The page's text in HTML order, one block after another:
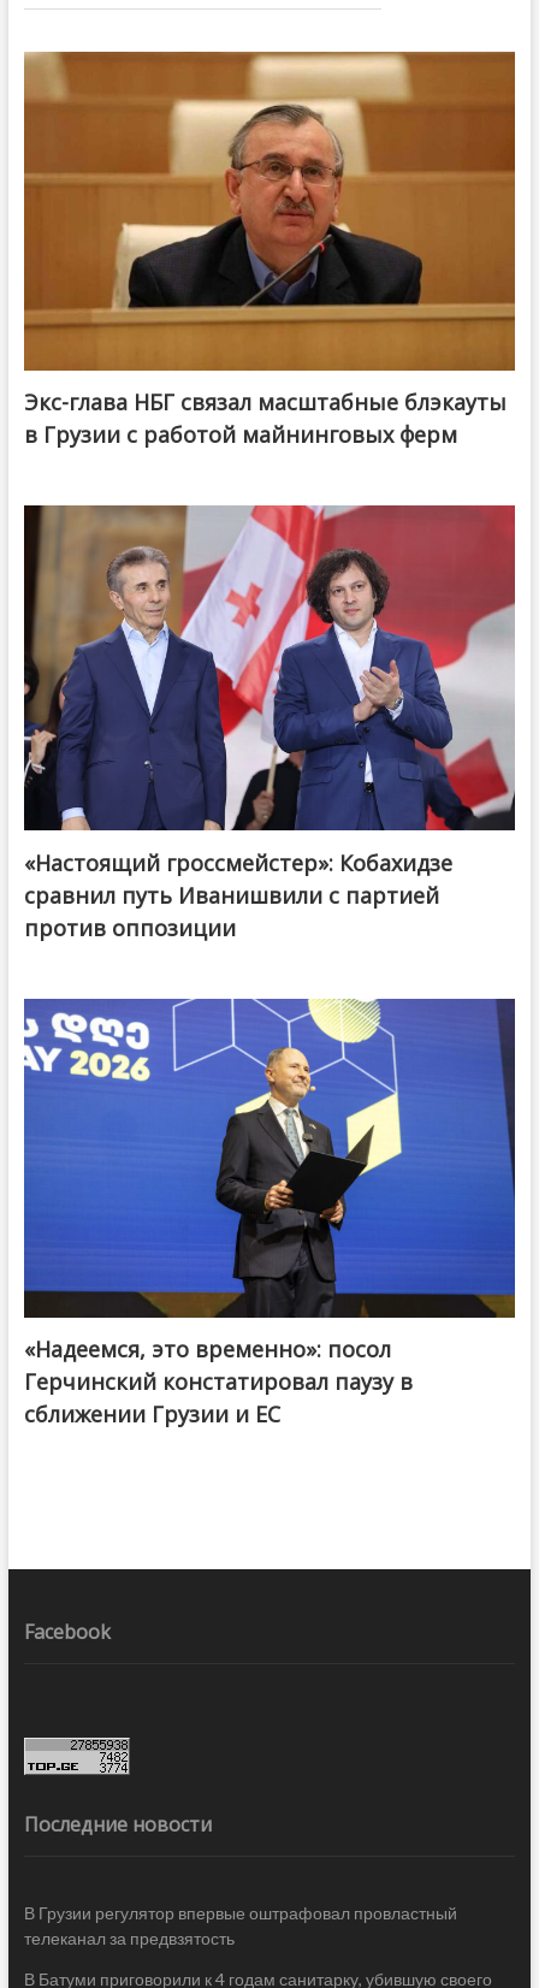
Экс-глава НБГ связал масштабные блэкауты
в Грузии с работой майнинговых ферм
@ქართული ოცნება / Georgian Dream
«Настоящий гроссмейстер»: Кобахидзе
сравнил путь Иванишвили с партией
против оппозиции
«Надеемся, это временно»: посол
Герчинский констатировал паузу в
сближении Грузии и ЕС
Facebook
Последние новости
В Грузии регулятор впервые оштрафовал провластный
телеканал за предвзятость
В Батуми приговорили к 4 годам санитарку, убившую своего